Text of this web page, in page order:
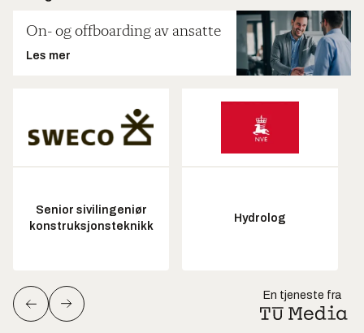
On- og offboarding av ansatte
Les mer
Senior sivilingeniør
konstruksjonsteknikk
Hydrolog
En tjeneste fra